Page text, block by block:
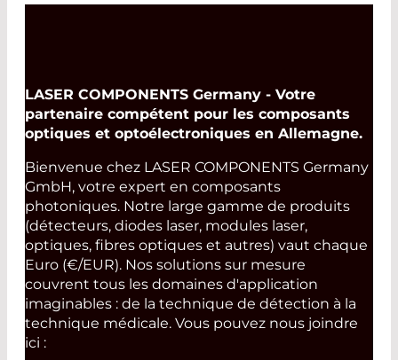
LASER COMPONENTS Germany - Votre
partenaire compétent pour les composants
optiques et optoélectroniques en Allemagne.
Bienvenue chez LASER COMPONENTS Germany
GmbH, votre expert en composants
photoniques. Notre large gamme de produits
(détecteurs, diodes laser, modules laser,
optiques, fibres optiques et autres) vaut chaque
Euro (€/EUR). Nos solutions sur mesure
couvrent tous les domaines d'application
imaginables : de la technique de détection à la
technique médicale. Vous pouvez nous joindre
ici :